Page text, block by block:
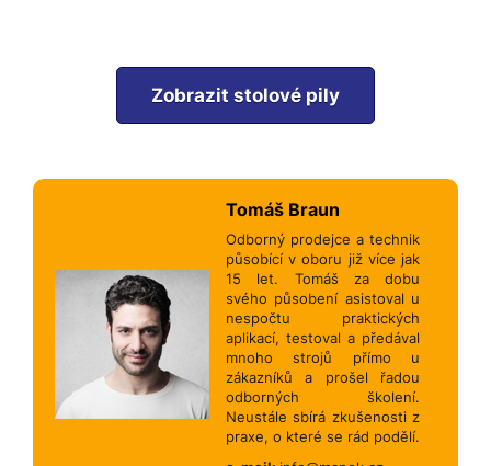
Zobrazit stolové pily
Tomáš Braun
Odborný prodejce a technik
působící v oboru již více jak
15 let. Tomáš za dobu
svého působení asistoval u
nespočtu praktických
aplikací, testoval a předával
mnoho strojů přímo u
zákazníků a prošel řadou
odborných školení.
Neustále sbírá zkušenosti z
praxe, o které se rád podělí.